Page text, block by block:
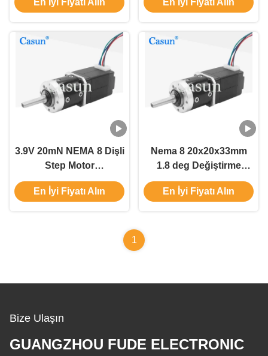
Yavaşlama
Motor
3.9V 20mN NEMA 8 Dişli
Step Motor
20x20X33mm Oran 5.2:1
En İyi Fiyatı Alın
Nema 8 20x20x33mm
1.8 deg Değiştirme
Kutusu Adım Motoru
20mN.m Güzellik
En İyi Fiyatı Alın
1
Bize Ulaşın
GUANGZHOU FUDE ELECTRONIC